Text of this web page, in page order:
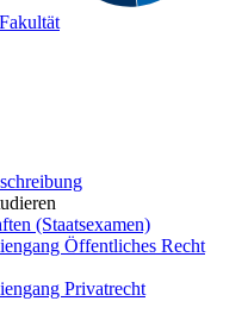
(Staatsexamen)
Öffentliches Recht
Privatrecht